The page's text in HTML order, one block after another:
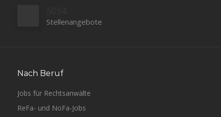
Stellenangebote
Nach Beruf
Jobs für Rechtsanwälte
ReFa- und NoFa-Jobs